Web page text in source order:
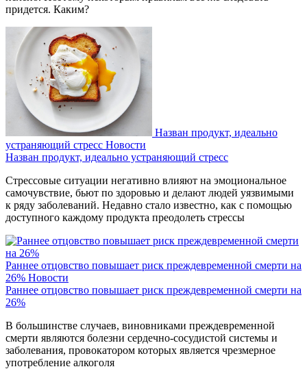
придется. Каким?
Назван продукт, идеально
устраняющий стресс Новости
Назван продукт, идеально устраняющий стресс
Стрессовые ситуации негативно влияют на эмоциональное
самочувствие, бьют по здоровью и делают людей уязвимыми
к ряду заболеваний. Недавно стало известно, как с помощью
доступного каждому продукта преодолеть стрессы
Раннее отцовство повышает риск преждевременной смерти на
26% Новости
Раннее отцовство повышает риск преждевременной смерти на
26%
В большинстве случаев, виновниками преждевременной
смерти являются болезни сердечно-сосудистой системы и
заболевания, провокатором которых является чрезмерное
употребление алкоголя